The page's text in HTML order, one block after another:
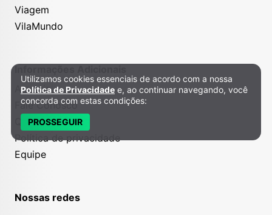
Viagem
VilaMundo
Informações Adicionais
Anuncie
Fale Conosco
Quem somos
Política de privacidade
Equipe
Nossas redes
Política de Privacidade e Cookies
Utilizamos cookies essenciais de acordo com a nossa
Política de Privacidade e, ao continuar navegando, você
concorda com estas condições:
PROSSEGUIR